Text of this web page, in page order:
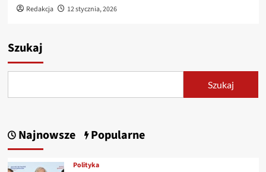
Redakcja 12 stycznia, 2026
Szukaj
Szukaj
Najnowsze Popularne
Polityka